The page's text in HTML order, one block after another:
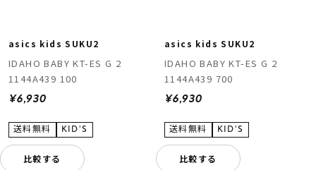
asics kids SUKU2
IDAHO BABY KT-ES G 2
1144A439 100
¥6,930
比較する
asics kids SUKU2
IDAHO BABY KT-ES G 2
1144A439 700
¥6,930
比較する